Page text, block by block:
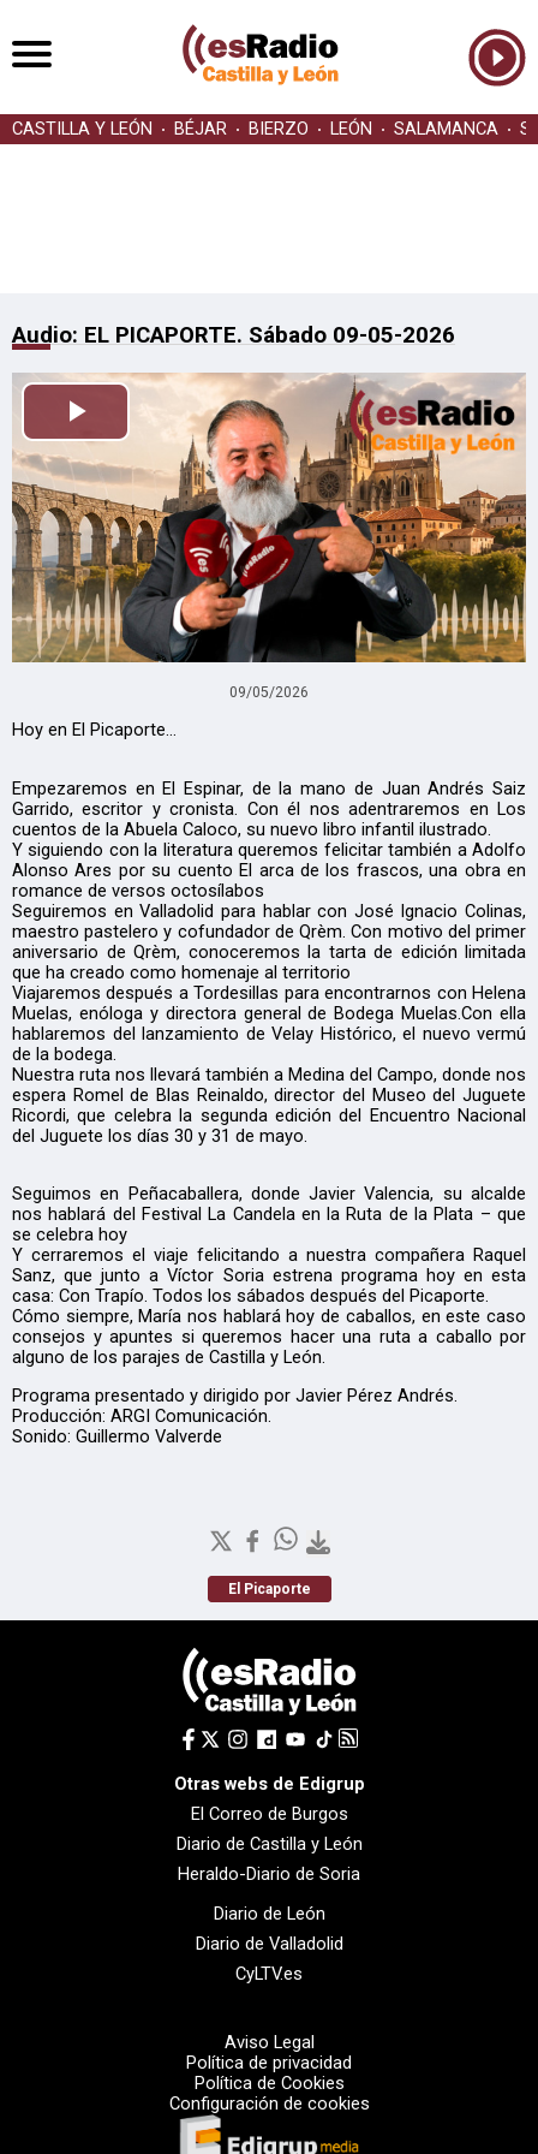
CASTILLA Y LEÓN BÉJAR BIERZO LEÓN SALAMANCA
Audio: EL PICAPORTE. Sábado 09-05-2026
Reproducir
09/05/2026
Hoy en El Picaporte…
Empezaremos en El Espinar, de la mano de Juan Andrés Saiz
Garrido, escritor y cronista. Con él nos adentraremos en Los
cuentos de la Abuela Caloco, su nuevo libro infantil ilustrado.
Y siguiendo con la literatura queremos felicitar también a Adolfo
Alonso Ares por su cuento El arca de los frascos, una obra en
romance de versos octosílabos
Seguiremos en Valladolid para hablar con José Ignacio Colinas,
maestro pastelero y cofundador de Qrèm. Con motivo del primer
aniversario de Qrèm, conoceremos la tarta de edición limitada
que ha creado como homenaje al territorio
Viajaremos después a Tordesillas para encontrarnos con Helena
Muelas, enóloga y directora general de Bodega Muelas.Con ella
hablaremos del lanzamiento de Velay Histórico, el nuevo vermú
de la bodega.
Nuestra ruta nos llevará también a Medina del Campo, donde nos
espera Romel de Blas Reinaldo, director del Museo del Juguete
Ricordi, que celebra la segunda edición del Encuentro Nacional
del Juguete los días 30 y 31 de mayo.
Seguimos en Peñacaballera, donde Javier Valencia, su alcalde
nos hablará del Festival La Candela en la Ruta de la Plata – que
se celebra hoy
Y cerraremos el viaje felicitando a nuestra compañera Raquel
Sanz, que junto a Víctor Soria estrena programa hoy en esta
casa: Con Trapío. Todos los sábados después del Picaporte.
Cómo siempre, María nos hablará hoy de caballos, en este caso
consejos y apuntes si queremos hacer una ruta a caballo por
alguno de los parajes de Castilla y León.
Programa presentado y dirigido por Javier Pérez Andrés.
Producción: ARGI Comunicación.
Sonido: Guillermo Valverde
El Picaporte
Otras webs de Edigrup
El Correo de Burgos
Diario de Castilla y León
Heraldo-Diario de Soria
Diario de León
Diario de Valladolid
CyLTV.es
Aviso Legal
Política de privacidad
Política de Cookies
Configuración de cookies